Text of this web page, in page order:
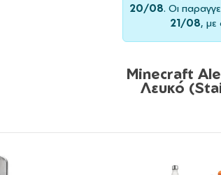
20/08. Οι
21/08, με
Minecraft
Λευκό